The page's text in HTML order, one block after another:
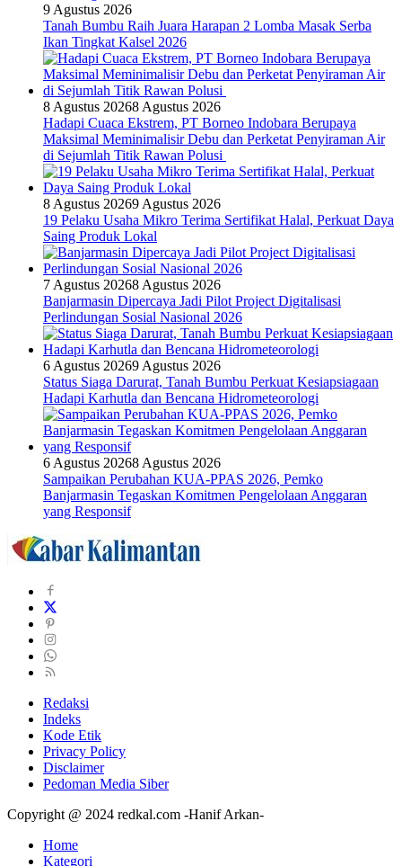
9 Agustus 2026
Tanah Bumbu Raih Juara Harapan 2 Lomba Masak Serba
Ikan Tingkat Kalsel 2026
8 Agustus 20268 Agustus 2026
Hadapi Cuaca Ekstrem, PT Borneo Indobara Berupaya
Maksimal Meminimalisir Debu dan Perketat Penyiraman Air
di Sejumlah Titik Rawan Polusi
8 Agustus 20269 Agustus 2026
19 Pelaku Usaha Mikro Terima Sertifikat Halal, Perkuat Daya
Saing Produk Lokal
7 Agustus 20268 Agustus 2026
Banjarmasin Dipercaya Jadi Pilot Project Digitalisasi
Perlindungan Sosial Nasional 2026
6 Agustus 20269 Agustus 2026
Status Siaga Darurat, Tanah Bumbu Perkuat Kesiapsiagaan
Hadapi Karhutla dan Bencana Hidrometeorologi
6 Agustus 20268 Agustus 2026
Sampaikan Perubahan KUA-PPAS 2026, Pemko
Banjarmasin Tegaskan Komitmen Pengelolaan Anggaran
yang Responsif
Redaksi
Indeks
Kode Etik
Privacy Policy
Disclaimer
Pedoman Media Siber
Copyright @ 2024 redkal.com -Hanif Arkan-
Home
Kategori